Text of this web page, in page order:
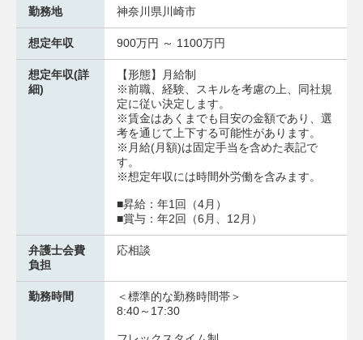
勤務地 神奈川県川崎市
想定年収 900万円 ～ 1100万円
想定年収(詳
細)
【形態】月給制
※前職、経験、スキルを考慮の上、同社規
定に従い決定します。
※賃金はあくまでも目安の金額であり、選
考を通じて上下する可能性があります。
※月給(月額)は固定手当を含めた表記で
す。
※想定年収には時間外労働を含みます。
■昇給：年1回（4月）
■賞与：年2回（6月、12月）
弁護士会費
負担
応相談
勤務時間
＜標準的な勤務時間帯＞
8:40～17:30